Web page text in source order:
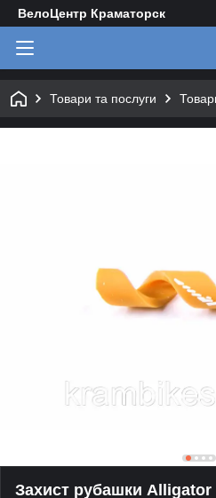
ВелоЦентр Краматорск
Товари та послуги
Захист рубашки